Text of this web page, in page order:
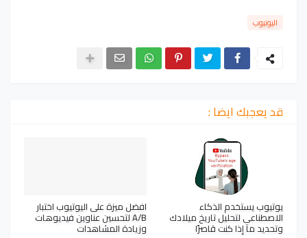
اليوتيوب
قد يعجبك ايضا :
يوتيوب يستخدم الذكاء
الاصطناعي لتحليل تاريخ ميلادك
وتحديد ما إذا كنت قاصرًا
افضل ميزة على اليوتيوب اختبار
A/B لتحسين عناوين فيديوهات
وزيادة المشاهدات